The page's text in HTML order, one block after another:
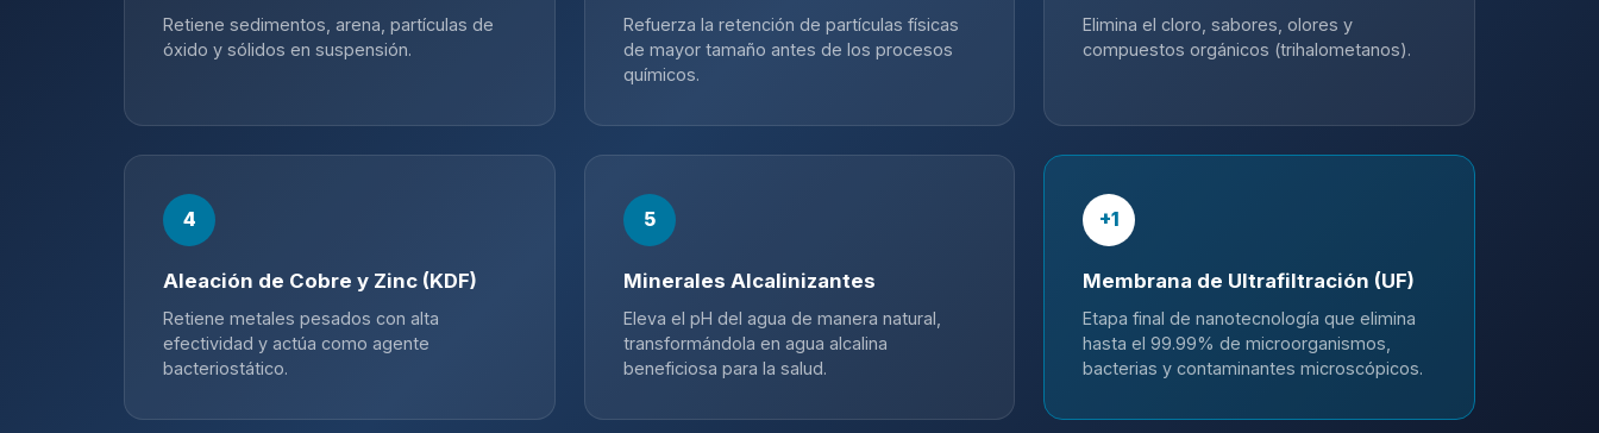
Retiene sedimentos, arena, partículas de
óxido y sólidos en suspensión.
Refuerza la retención de partículas físicas
de mayor tamaño antes de los procesos
químicos.
Elimina el cloro, sabores, olores y
compuestos orgánicos (trihalometanos).
4
Aleación de Cobre y Zinc (KDF)
Retiene metales pesados con alta
efectividad y actúa como agente
bacteriostático.
5
Minerales Alcalinizantes
Eleva el pH del agua de manera natural,
transformándola en agua alcalina
beneficiosa para la salud.
+1
Membrana de Ultrafiltración (UF)
Etapa final de nanotecnología que elimina
hasta el 99.99% de microorganismos,
bacterias y contaminantes microscópicos.